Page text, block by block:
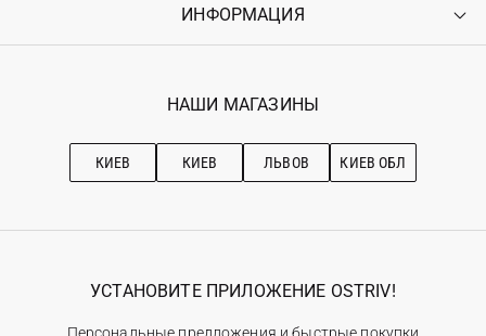
Возврат
Гарантия
Войти
Ostriv Club+
ИНФОРМАЦИЯ
Наши магазини
Рекомендации по уходу
НАШИ МАГАЗИНЫ
КИЕВ КИЕВ ЛЬВОВ КИЕВ ОБЛ
УСТАНОВИТЕ ПРИЛОЖЕНИЕ OSTRIV!